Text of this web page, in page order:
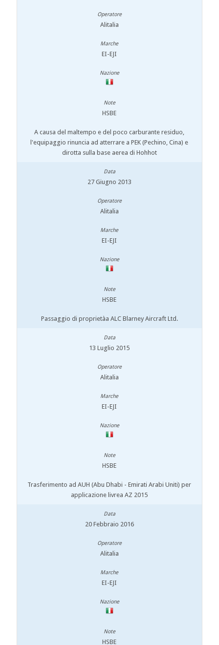
Alitalia
EI-EJI
HSBE
A causa del maltempo e del poco carburante residuo,
l'equipaggio rinuncia ad atterrare a PEK (Pechino, Cina) e
dirotta sulla base aerea di Hohhot
27 Giugno 2013
Alitalia
EI-EJI
HSBE
Passaggio di proprietàa ALC Blarney Aircraft Ltd.
13 Luglio 2015
Alitalia
EI-EJI
HSBE
Trasferimento ad AUH (Abu Dhabi - Emirati Arabi Uniti) per
applicazione livrea AZ 2015
20 Febbraio 2016
Alitalia
EI-EJI
HSBE